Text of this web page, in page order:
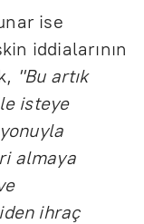
ise
iddialarının
"Bu artık
isteye
almaya
ihraç